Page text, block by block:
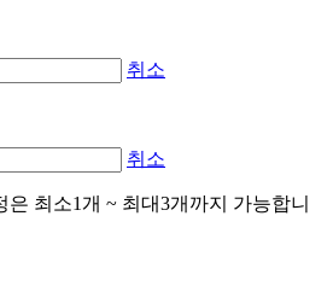
취소
취소
은 최소1개 ~ 최대3개까지 가능합니